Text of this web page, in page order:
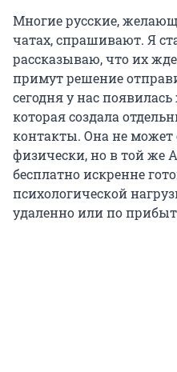
Многие русские,
чатах, спрашивают. Я
рассказываю, что их
примут решение
сегодня у нас
которая создала
контакты. Она не может
физически, но в той же
бесплатно искренне
психологической
удаленно или по